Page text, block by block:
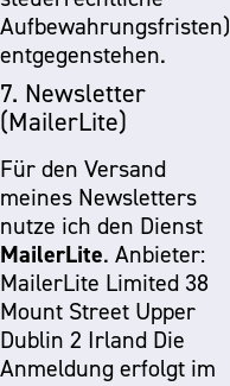
Aufbewahrungsfristen)
entgegenstehen.
7. Newsletter
(MailerLite)
Für den Versand
meines Newsletters
nutze ich den Dienst
MailerLite. Anbieter:
MailerLite Limited 38
Mount Street Upper
Dublin 2 Irland Die
Anmeldung erfolgt im